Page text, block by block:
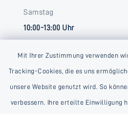
Mit Ihrer Zustimmung verwenden
Tracking-Cookies, die es uns
unsere Website genutzt wird. So
verbessern. Ihre erteilte Einwilligung
Samstag
10:00-13:00 Uhr
Kontakt